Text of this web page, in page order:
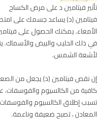
تأثير فيتامين د على مرض الكساح
فيتامين (د) يساعد جسمك على
الأمعاء. يمكنك الحصول على
في ذلك الحليب والبيض والأسماك.
لأشعة الشمس.
إن نقص فيتامين (د) يجعل من
كافية من الكالسيوم والفوسفات.
تسبب إطلاق الكالسيوم
المعادن ، تصبح ضعيفة وناعمة.